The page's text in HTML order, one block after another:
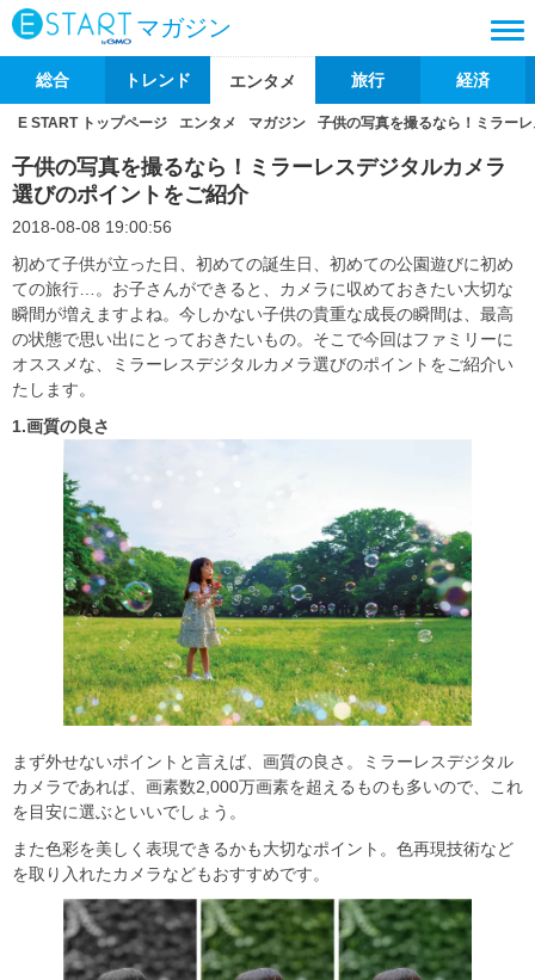
マガジン
総合 トレンド エンタメ 旅行 経済
E START トップページ エンタメ マガジン 子供の写真を撮るなら！ミラー
子供の写真を撮るなら！ミラーレスデジタルカメラ
選びのポイントをご紹介
2018-08-08 19:00:56
初めて子供が立った日、初めての誕生日、初めての公園遊びに初め
ての旅行…。お子さんができると、カメラに収めておきたい大切な
瞬間が増えますよね。今しかない子供の貴重な成長の瞬間は、最高
の状態で思い出にとっておきたいもの。そこで今回はファミリーに
オススメな、ミラーレスデジタルカメラ選びのポイントをご紹介い
たします。
1.画質の良さ
まず外せないポイントと言えば、画質の良さ。ミラーレスデジタル
カメラであれば、画素数2,000万画素を超えるものも多いので、これ
を目安に選ぶといいでしょう。
また色彩を美しく表現できるかも大切なポイント。色再現技術など
を取り入れたカメラなどもおすすめです。